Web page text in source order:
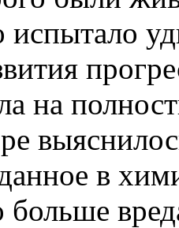
испытало
на
в
больше